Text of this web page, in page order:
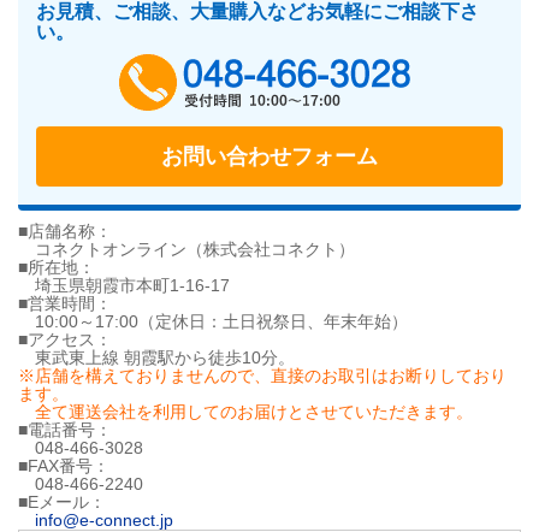
お見積、ご相談、大量購入などお気軽にご相談下さ
い。
お問い合わせフォーム
■店舗名称：
コネクトオンライン（株式会社コネクト）
■所在地：
埼玉県朝霞市本町1-16-17
■営業時間：
10:00～17:00（定休日：土日祝祭日、年末年始）
■アクセス：
東武東上線 朝霞駅から徒歩10分。
※店舗を構えておりませんので、直接のお取引はお断りしており
ます。
全て運送会社を利用してのお届けとさせていただきます。
■電話番号：
048-466-3028
■FAX番号：
048-466-2240
■Eメール：
info@e-connect.jp